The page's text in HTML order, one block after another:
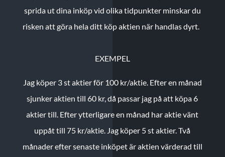
sprida ut dina inköp vid olika tidpunkter minskar du
risken att göra hela ditt köp aktien när handlas dyrt.
EXEMPEL
Jag köper 3 st aktier för 100 kr/aktie. Efter en månad
sjunker aktien till 60 kr, då passar jag på att köpa 6
aktier till. Efter ytterligare en månad har aktie vänt
uppåt till 75 kr/aktie. Jag köper 5 st aktier.Två
månader efter senaste inköpet är aktien värderad till